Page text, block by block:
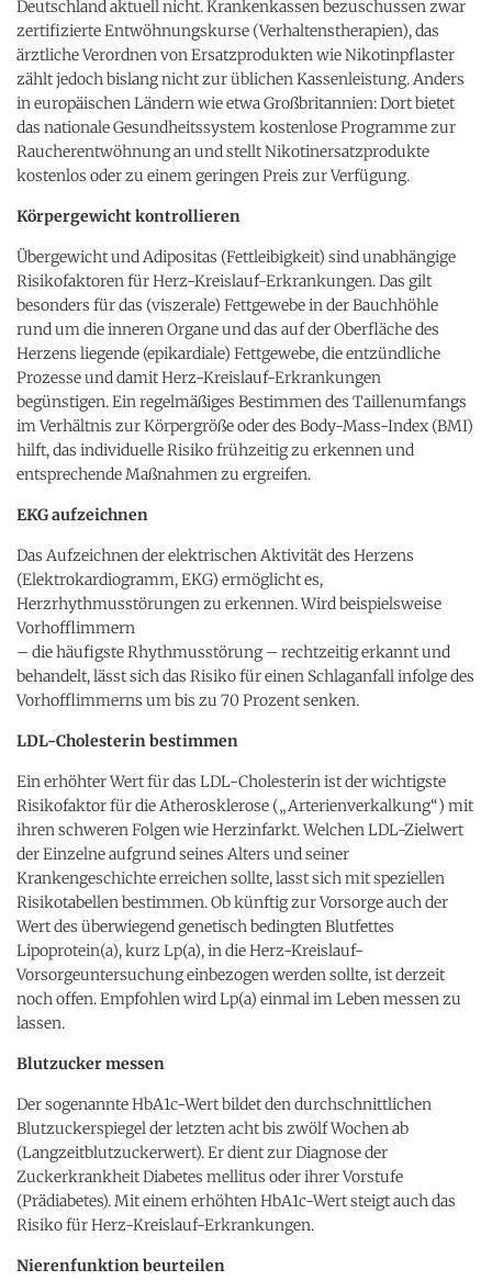
Deutschland aktuell nicht. Krankenkassen bezuschussen zwar
zertifizierte Entwöhnungskurse (Verhaltenstherapien), das
ärztliche Verordnen von Ersatzprodukten wie Nikotinpflaster
zählt jedoch bislang nicht zur üblichen Kassenleistung. Anders
in europäischen Ländern wie etwa Großbritannien: Dort bietet
das nationale Gesundheitssystem kostenlose Programme zur
Raucherentwöhnung an und stellt Nikotinersatzprodukte
kostenlos oder zu einem geringen Preis zur Verfügung.
Körpergewicht kontrollieren
Übergewicht und Adipositas (Fettleibigkeit) sind unabhängige
Risikofaktoren für Herz-Kreislauf-Erkrankungen. Das gilt
besonders für das (viszerale) Fettgewebe in der Bauchhöhle
rund um die inneren Organe und das auf der Oberfläche des
Herzens liegende (epikardiale) Fettgewebe, die entzündliche
Prozesse und damit Herz-Kreislauf-Erkrankungen
begünstigen. Ein regelmäßiges Bestimmen des Taillenumfangs
im Verhältnis zur Körpergröße oder des Body-Mass-Index (BMI)
hilft, das individuelle Risiko frühzeitig zu erkennen und
entsprechende Maßnahmen zu ergreifen.
EKG aufzeichnen
Das Aufzeichnen der elektrischen Aktivität des Herzens
(Elektrokardiogramm, EKG) ermöglicht es,
Herzrhythmusstörungen zu erkennen. Wird beispielsweise
Vorhofflimmern
– die häufigste Rhythmusstörung – rechtzeitig erkannt und
behandelt, lässt sich das Risiko für einen Schlaganfall infolge des
Vorhofflimmerns um bis zu 70 Prozent senken.
LDL-Cholesterin bestimmen
Ein erhöhter Wert für das LDL-Cholesterin ist der wichtigste
Risikofaktor für die Atherosklerose („Arterienverkalkung“) mit
ihren schweren Folgen wie Herzinfarkt. Welchen LDL-Zielwert
der Einzelne aufgrund seines Alters und seiner
Krankengeschichte erreichen sollte, lasst sich mit speziellen
Risikotabellen bestimmen. Ob künftig zur Vorsorge auch der
Wert des überwiegend genetisch bedingten Blutfettes
Lipoprotein(a), kurz Lp(a), in die Herz-Kreislauf-
Vorsorgeuntersuchung einbezogen werden sollte, ist derzeit
noch offen. Empfohlen wird Lp(a) einmal im Leben messen zu
lassen.
Blutzucker messen
Der sogenannte HbA1c-Wert bildet den durchschnittlichen
Blutzuckerspiegel der letzten acht bis zwölf Wochen ab
(Langzeitblutzuckerwert). Er dient zur Diagnose der
Zuckerkrankheit Diabetes mellitus oder ihrer Vorstufe
(Prädiabetes). Mit einem erhöhten HbA1c-Wert steigt auch das
Risiko für Herz-Kreislauf-Erkrankungen.
Nierenfunktion beurteilen